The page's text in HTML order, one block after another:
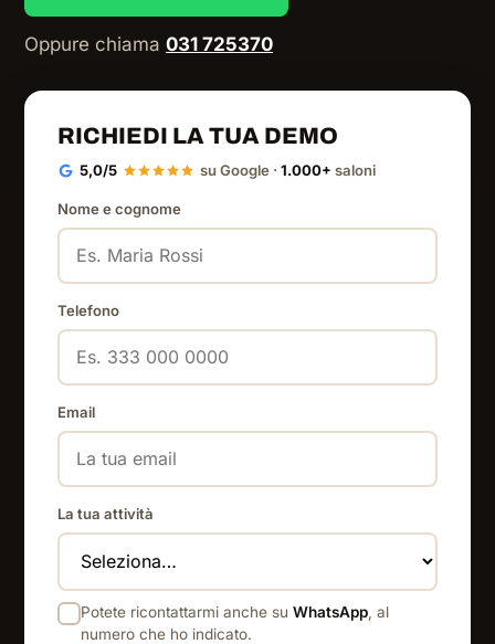
Oppure chiama 031 725370
RICHIEDI LA TUA DEMO
5,0/5 su Google · 1.000+ saloni
Nome e cognome
Telefono
Email
La tua attività
Potete ricontattarmi anche su WhatsApp , al
numero che ho indicato.